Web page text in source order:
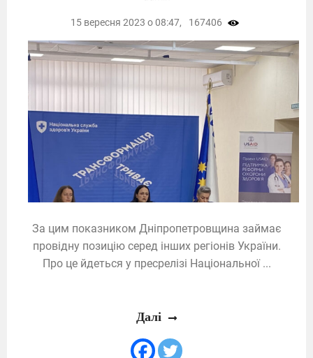
За цим показником Дніпропетровщина займає
провідну позицію серед інших регіонів України.
Про це йдеться у пресрелізі Національної ...
15 вересня 2023 о 08:47, 167406
Далі